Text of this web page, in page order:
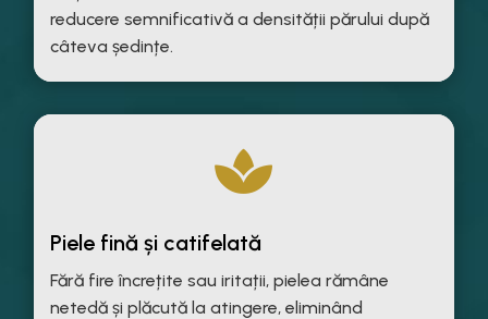
reducere semnificativă a densității părului după
câteva ședințe.

Piele fină și catifelată
Fără fire încrețite sau iritații, pielea rămâne
netedă și plăcută la atingere, eliminând